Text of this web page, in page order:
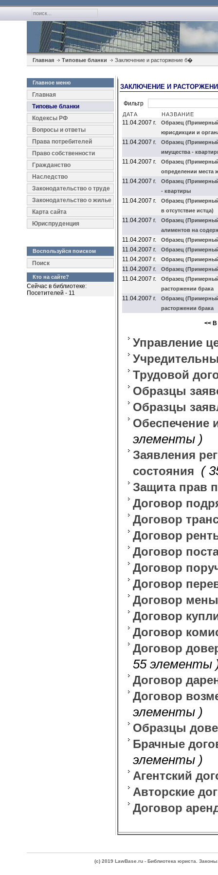
Главная Типовые бланки Заключение и расторжение б�
Главное меню
Главная
Типовые бланки
Кодексы РФ
Вопросы и ответы
Права потребителей
Право собственности
Гражданство
Наследство
Законодательство о труде
Законодательство о жилье
Карта сайта
Юриспруденция
Воспользуйся поиском
Поиск
Кто на сайте?
Сейчас в библиотеке:
Посетителей - 11
ЗАКЛЮЧЕНИЕ И
Фильтр
ДАТА НАЗВАНИЕ
11.04.2007 г.
Образец
юрисдикции и
11.04.2007 г.
Образец
имущества -
11.04.2007 г.
Образец
определении места
11.04.2007 г.
Образец
- квартиры
11.04.2007 г.
Образец
в отсутствие истца)
11.04.2007 г.
Образец
алиментов на
11.04.2007 г. Образец
11.04.2007 г. Образец
11.04.2007 г. Образец
11.04.2007 г. Образец
11.04.2007 г.
Образец
расторжении брака
11.04.2007 г.
Образец
расторжении брака
<< В
Управление
Трудовой
Образцы
Образцы
Обеспечение
элементы )
Заявления
состояния (
Защита прав
Договор
Договор
Договор
Договор
Договор
Договор
Договор мены
Договор
Договор
Договор
55 элементы
Договор
Договор
элементы )
Образцы
Брачные
элементы )
Агентский
Авторские
Договор
(c) 2019 LawBase.ru - Библиотека юриста.